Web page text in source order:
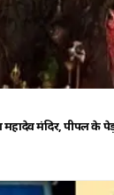
महादेव मंदिर, पीपल के